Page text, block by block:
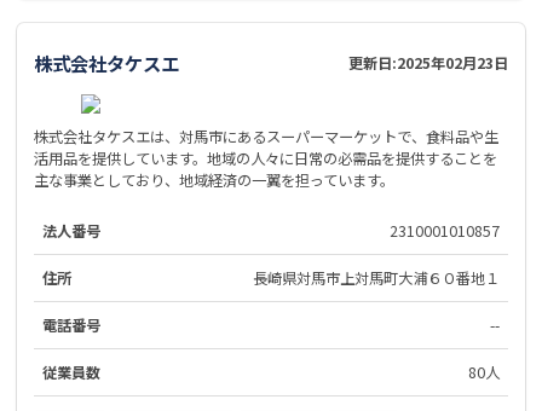
株式会社タケスエ 更新日:2025年02月23日
株式会社タケスエは、対馬市にあるスーパーマーケットで、食料品や生
活用品を提供しています。地域の人々に日常の必需品を提供することを
主な事業としており、地域経済の一翼を担っています。
法人番号 2310001010857
住所 長崎県対馬市上対馬町大浦６０番地１
電話番号 --
従業員数 80人